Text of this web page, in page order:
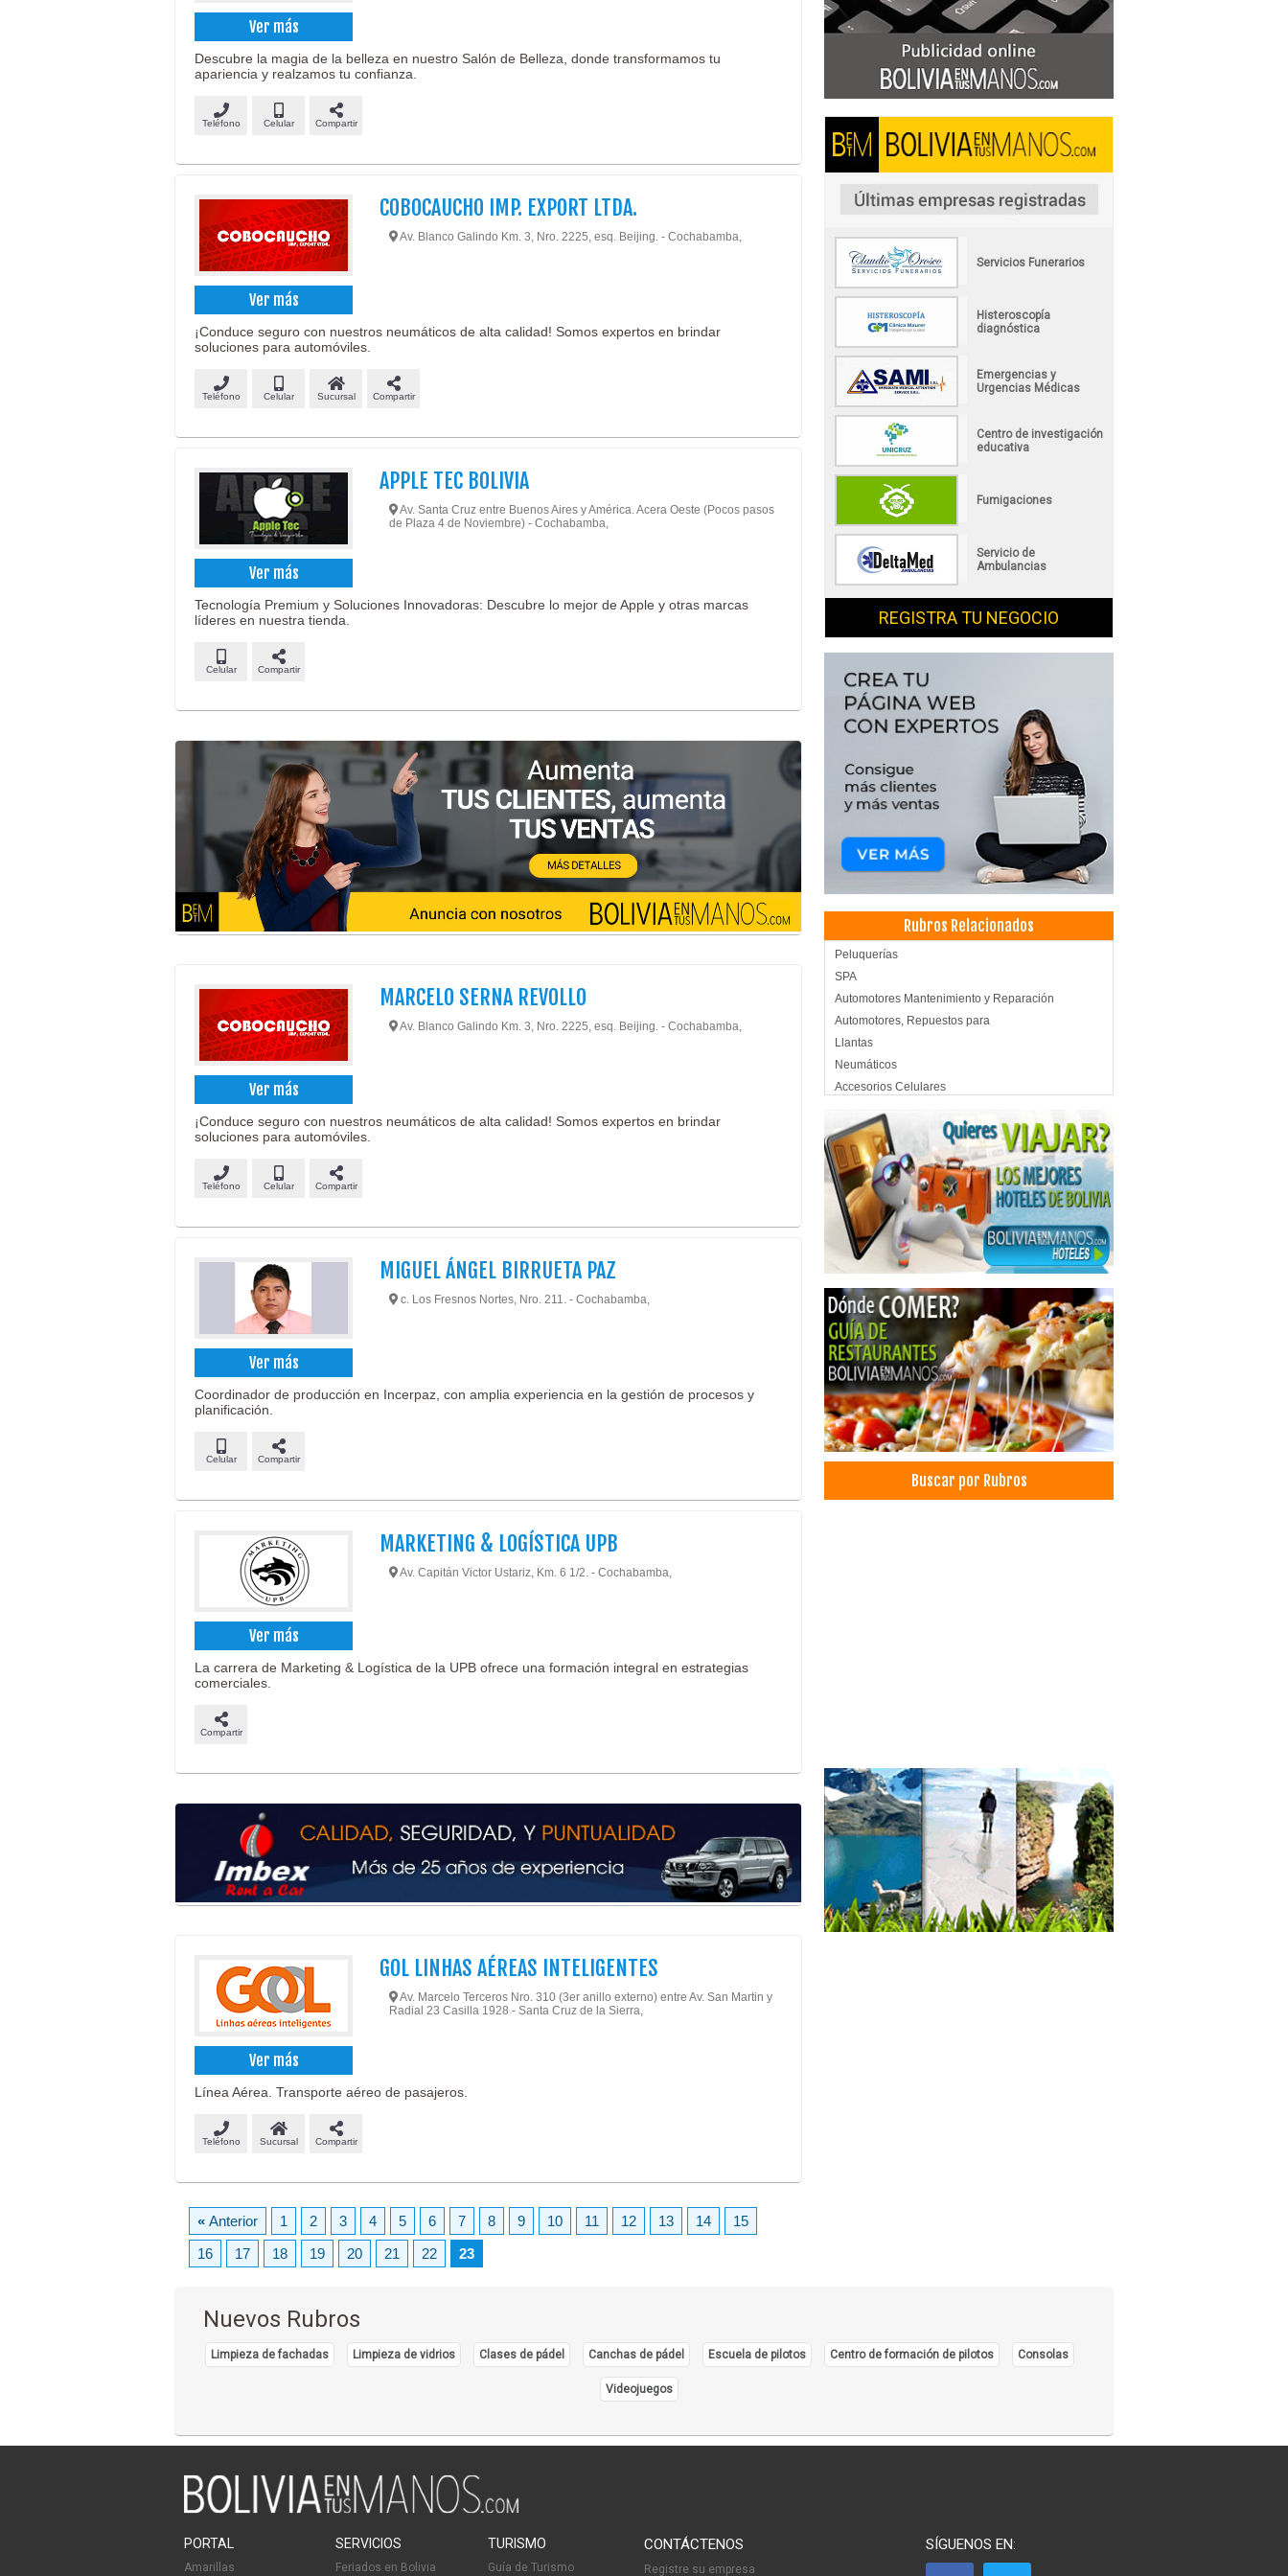
Ver más
Descubre la magia de la belleza en nuestro Salón de Belleza, donde transformamos tu
apariencia y realzamos tu confianza.
Teléfono Celular Compartir
Ver más
COBOCAUCHO IMP. EXPORT LTDA.
Av. Blanco Galindo Km. 3, Nro. 2225, esq. Beijing. - Cochabamba,
¡Conduce seguro con nuestros neumáticos de alta calidad! Somos expertos en brindar
soluciones para automóviles.
Teléfono Celular Sucursal Compartir
Ver más
APPLE TEC BOLIVIA
Av. Santa Cruz entre Buenos Aires y América. Acera Oeste (Pocos pasos
de Plaza 4 de Noviembre) - Cochabamba,
Tecnología Premium y Soluciones Innovadoras: Descubre lo mejor de Apple y otras marcas
líderes en nuestra tienda.
Celular Compartir
Ver más
MARCELO SERNA REVOLLO
Av. Blanco Galindo Km. 3, Nro. 2225, esq. Beijing. - Cochabamba,
¡Conduce seguro con nuestros neumáticos de alta calidad! Somos expertos en brindar
soluciones para automóviles.
Teléfono Celular Compartir
Ver más
MIGUEL ÁNGEL BIRRUETA PAZ
c. Los Fresnos Nortes, Nro. 211. - Cochabamba,
Coordinador de producción en Incerpaz, con amplia experiencia en la gestión de procesos y
planificación.
Celular Compartir
Ver más
MARKETING & LOGÍSTICA UPB
Av. Capitán Victor Ustariz, Km. 6 1/2. - Cochabamba,
La carrera de Marketing & Logística de la UPB ofrece una formación integral en estrategias
comerciales.
Compartir
Ver más
GOL LINHAS AÉREAS INTELIGENTES
Av. Marcelo Terceros Nro. 310 (3er anillo externo) entre Av. San Martin y
Radial 23 Casilla 1928 - Santa Cruz de la Sierra,
Línea Aérea. Transporte aéreo de pasajeros.
Teléfono Sucursal Compartir
« Anterior 1 2 3 4 5 6 7 8 9 10 11 12 13 14
15
16
17 18 19 20 21 22 23
Servicios Funerarios
Histeroscopía
diagnóstica
Emergencias y
Urgencias Médicas
Centro de investigación
educativa
Fumigaciones
Servicio de
Ambulancias
REGISTRA TU NEGOCIO
Rubros Relacionados
Peluquerías
SPA
Automotores Mantenimiento y Reparación
Automotores, Repuestos para
Llantas
Neumáticos
Accesorios Celulares
Celulares
Monitoreo y Seguridad
Sistemas de Seguridad
Seguridad Electrónica
Telefonía Celular: Mantenimiento, Reparaciones
Telefonía Celular: Venta, Repuestos, Accesorios
Ingeniería industrial
Universidades
Universidades privadas
Transporte Aéreo
Aerolíneas
Líneas Aéreas
Transporte Turístico
Vuelos
Transporte de Pasajeros
Buscar por Rubros
Nuevos Rubros
Limpieza de fachadas Limpieza de vidrios Clases de pádel Canchas de pádel Escuela de pilotos Centro de formación de pilotos Consolas
Videojuegos
PORTAL
Amarillas
SERVICIOS
Feriados en Bolivia
TURISMO
Guía de Turismo
CONTÁCTENOS
Registre su empresa
SÍGUENOS EN: